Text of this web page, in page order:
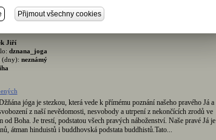
Jiří
dznana_joga
(dny): neznámý
jóga je stezkou, která vede k přímému poznání našeho pravého Já a
z naší nevědomosti, nesvobody a utrpení z nekončících zrodů ve
od Boha. Je trestí, podstatou všech pravých náboženství. Naše pravé Já je
átman hinduistů i buddhovská podstata buddhistů.Tato...
Přijmout všechny cookies